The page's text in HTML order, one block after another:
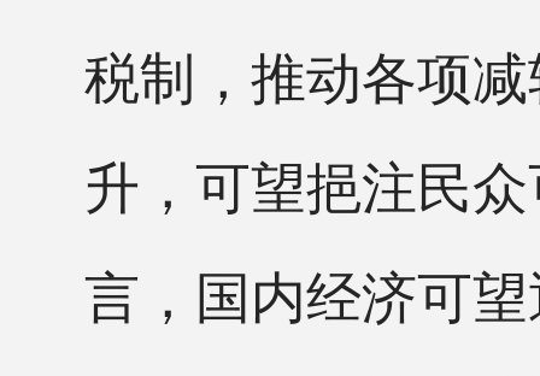
税制，推动各项
升，可望挹注民
言，国内经济可